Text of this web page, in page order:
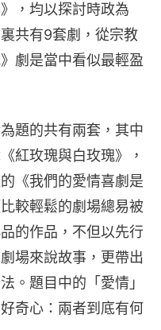
，均以探討時政為
共有9套劇，從宗教
劇是當中看似最輕盈
題的共有兩套，其中
紅玫瑰與白玫瑰》，
《我們的愛情喜劇是
較輕鬆的劇場總易被
的作品，不但以先行
場來說故事，更帶出
。題目中的「愛情」
奇心：兩者到底有何